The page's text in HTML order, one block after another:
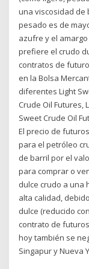
una viscosidad de
pesado es de
azufre y el
prefiere el crudo
contratos de
en la Bolsa
diferentes Light
Crude Oil Futures,
Sweet Crude Oil
El precio de
para el petróleo
de barril por el
para comprar o
dulce crudo a una
alta calidad,
dulce (reducido
contrato de
hoy también se
Singapur y Nueva